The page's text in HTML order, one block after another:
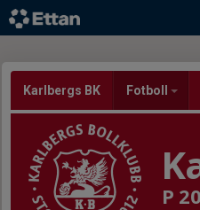
Karlbergs BK Fotboll
P